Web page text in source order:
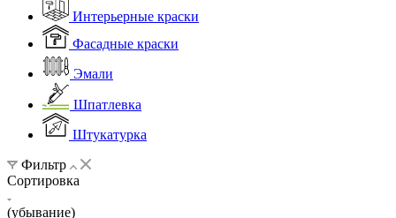
Интерьерные краски
Фасадные краски
Эмали
Шпатлевка
Штукатурка
Фильтр
Сортировка
(убывание)